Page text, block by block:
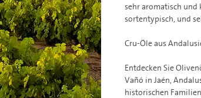
sehr aromatisch und
sortentypisch, und
Cru-Öle aus
Entdecken Sie
Vañó in Jaén,
historischen